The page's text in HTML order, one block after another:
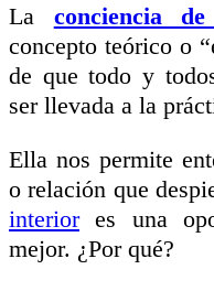
La conciencia
concepto teórico o
de que todo y
ser llevada a la
Ella nos permite
o relación que
interiores una
mejor. ¿Por qué?